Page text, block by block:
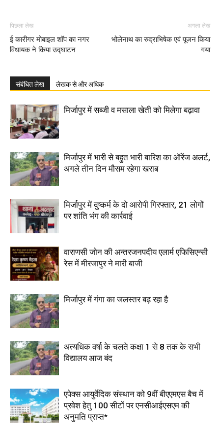
पिछला लेख
ई कारीगर मोबाइल शॉप का नगर
विधायक ने किया उद्घाटन
अगला लेख
भोलेनाथ का रुद्राभिषेक एवं पूजन किया
गया
संबंधित लेख लेखक से और अधिक
मिर्जापुर में सब्जी व मसाला खेती को मिलेगा बढ़ावा
मिर्जापुर में भारी से बहुत भारी बारिश का ऑरेंज अलर्ट,
अगले तीन दिन मौसम रहेगा खराब
मिर्जापुर में दुष्कर्म के दो आरोपी गिरफ्तार, 21 लोगों
पर शांति भंग की कार्रवाई
वाराणसी जोन की अन्तरजनपदीय एलार्म एफिसिएन्सी
रेस में मीरजापुर ने मारी बाजी
मिर्जापुर में गंगा का जलस्तर बढ़ रहा है
अत्यधिक वर्षा के चलते कक्षा 1 से 8 तक के सभी
विद्यालय आज बंद
एपेक्स आयुर्वेदिक संस्थान को 9वीं बीएएमएस बैच में
प्रवेश हेतु 100 सीटों पर एनसीआईएसएम की
अनुमति प्राप्त*